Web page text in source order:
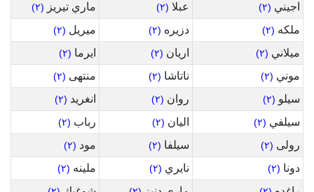
اجيني (٢) عبلا (٢) ماري تيريز (٢)
ملكه (٢) دزيره (٢) ميريل (٢)
ميلاني (٢) اريان (٢) ايرما (٢)
موني (٢) ناتاشا (٢) منتهى (٢)
سيلو (٢) روان (٢) انغريد (٢)
سيلفي (٢) اليان (٢) رباب (٢)
رولى (٢) سيلفا (٢) مود (٢)
دونا (٢) نايري (٢) ملينه (٢)